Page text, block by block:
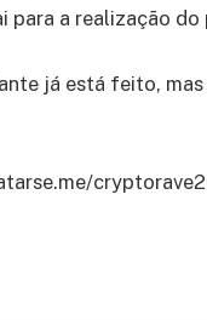
para a realização
já está feito,